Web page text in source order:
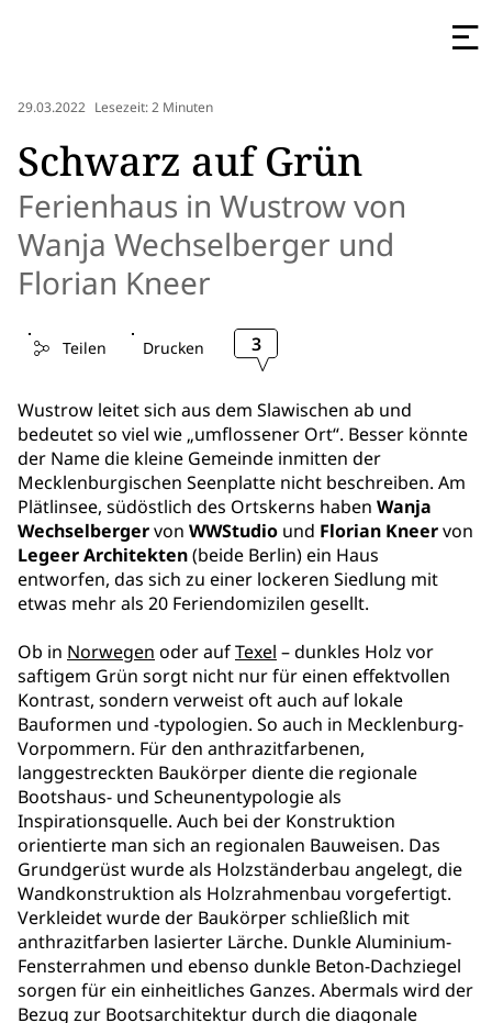
29.03.2022 Lesezeit: 2 Minuten
Schwarz auf Grün
Ferienhaus in Wustrow von
Wanja Wechselberger und
Florian Kneer
Teilen Drucken 3
Wustrow leitet sich aus dem Slawischen ab und
bedeutet so viel wie „umflossener Ort“. Besser könnte
der Name die kleine Gemeinde inmitten der
Mecklenburgischen Seenplatte nicht beschreiben. Am
Plätlinsee, südöstlich des Ortskerns haben Wanja
Wechselbergervon WWStudio und Florian Kneervon
Legeer Architekten(beide Berlin) ein Haus
entworfen, das sich zu einer lockeren Siedlung mit
etwas mehr als 20 Feriendomizilen gesellt.
Ob in Norwegen oder aufTexel – dunkles Holz vor
saftigem Grün sorgt nicht nur für einen effektvollen
Kontrast, sondern verweist oft auch auf lokale
Bauformen und -typologien. So auch in Mecklenburg-
Vorpommern. Für den anthrazitfarbenen,
langgestreckten Baukörper diente die regionale
Bootshaus- und Scheunentypologie als
Inspirationsquelle. Auch bei der Konstruktion
orientierte man sich an regionalen Bauweisen. Das
Grundgerüst wurde als Holzständerbau angelegt, die
Wandkonstruktion als Holzrahmenbau vorgefertigt.
Verkleidet wurde der Baukörper schließlich mit
anthrazitfarben lasierter Lärche. Dunkle Aluminium-
Fensterrahmen und ebenso dunkle Beton-Dachziegel
sorgen für ein einheitliches Ganzes. Abermals wird der
Bezug zur Bootsarchitektur durch die diagonale